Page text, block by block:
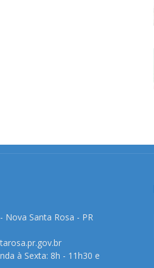
Nova Santa Rosa - PR
à Sexta: 8h - 11h30 e